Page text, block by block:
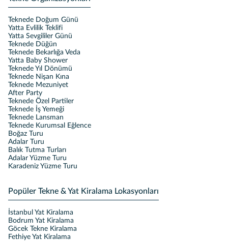
Teknede Doğum Günü
Yatta Evlilik Teklifi
Yatta Sevgililer Günü
Teknede Düğün
Teknede Bekarlığa Veda
Yatta Baby Shower
Teknede Yıl Dönümü
Teknede Nişan Kına
Teknede Mezuniyet
After Party
Teknede Özel Partiler
Teknede İş Yemeği
Teknede Lansman
Teknede Kurumsal Eğlence
Boğaz Turu
Adalar Turu
Balık Tutma Turları
Adalar Yüzme Turu
Karadeniz Yüzme Turu
Popüler Tekne & Yat Kiralama Lokasyonları
İstanbul Yat Kiralama
Bodrum Yat Kiralama
Göcek Tekne Kiralama
Fethiye Yat Kiralama